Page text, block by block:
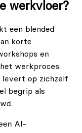
werkvloer?
een blended
korte
en
werkproces.
levert op zichzelf
begrip als
AI-